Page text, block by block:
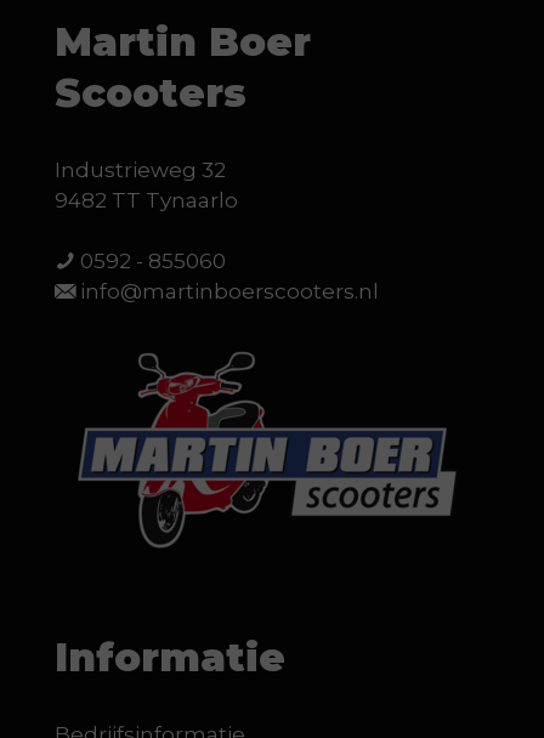
Martin Boer
Scooters
Industrieweg 32
9482 TT Tynaarlo
0592 - 855060
info@martinboerscooters.nl
Informatie